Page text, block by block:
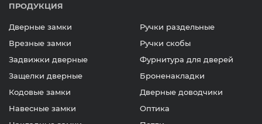
ПРОДУКЦИЯ
Дверные замки
Врезные замки
Задвижки дверные
Защелки дверные
Кодовые замки
Навесные замки
Ручки раздельные
Ручки скобы
Фурнитура для дверей
Броненакладки
Дверные доводчики
Оптика